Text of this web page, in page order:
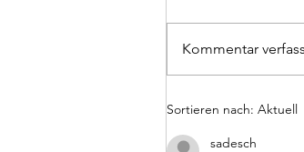
hatte die ersten
Kommentar
Sortieren nach: Aktuell
sadesch